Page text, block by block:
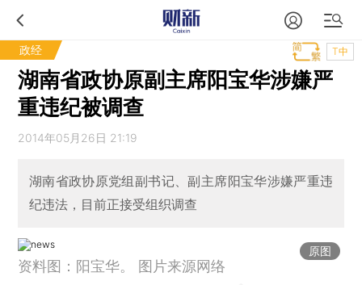
政经 T中
湖南省政协原副主席阳宝华涉嫌严
重违纪被调查
2014年05月26日 21:19
湖南省政协原党组副书记、副主席阳宝华涉嫌严重违
纪违法，目前正接受组织调查
原图
资料图：阳宝华。 图片来源网络